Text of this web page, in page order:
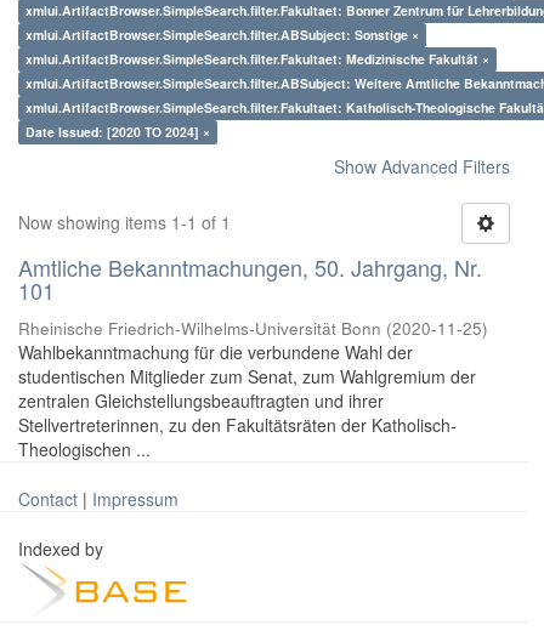
xmlui.ArtifactBrowser.SimpleSearch.filter.Fakultaet: Bonner Zentrum für
xmlui.ArtifactBrowser.SimpleSearch.filter.ABSubject: Sonstige ×
xmlui.ArtifactBrowser.SimpleSearch.filter.Fakultaet: Medizinische Fakultät ×
xmlui.ArtifactBrowser.SimpleSearch.filter.ABSubject: Weitere Amtliche
xmlui.ArtifactBrowser.SimpleSearch.filter.Fakultaet: Katholisch-Theologische
Date Issued: [2020 TO 2024] ×
Show Advanced Filters
Now showing items 1-1 of 1
Amtliche Bekanntmachungen, 50. Jahrgang, Nr.
101
Rheinische Friedrich-Wilhelms-Universität Bonn (2020-11-25)
Wahlbekanntmachung für die verbundene Wahl der
studentischen Mitglieder zum Senat, zum Wahlgremium der
zentralen Gleichstellungsbeauftragten und ihrer
Stellvertreterinnen, zu den Fakultätsräten der Katholisch-
Theologischen ...
Contact | Impressum
Indexed by